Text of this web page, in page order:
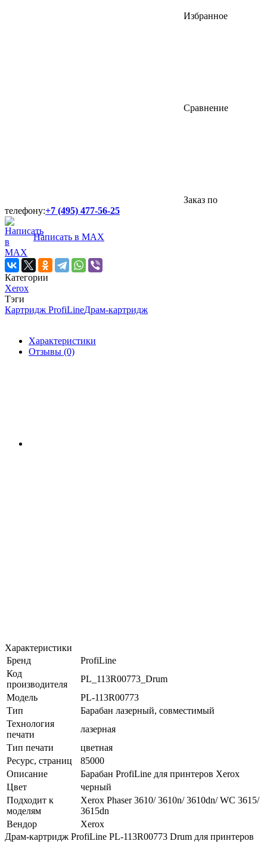
Избранное
Сравнение
Заказ по
телефону:+7 (495) 477-56-25
Написать в MAX
Категории
Xerox
Тэги
Картридж ProfiLineДрам-картридж
Характеристики
Отзывы (0)
Характеристики
Бренд
ProfiLine
Код
производителя
PL_113R00773_Drum
Модель
PL-113R00773
Тип
Барабан лазерный, совместимый
Технология
печати
лазерная
Тип печати
цветная
Ресурс, страниц
85000
Описание
Барабан ProfiLine для принтеров Xerox
Цвет
черный
Подходит к
моделям
Xerox Phaser 3610/ 3610n/ 3610dn/ WC 3615/
3615dn
Вендор
Xerox
Драм-картридж ProfiLine PL-113R00773 Drum для принтеров